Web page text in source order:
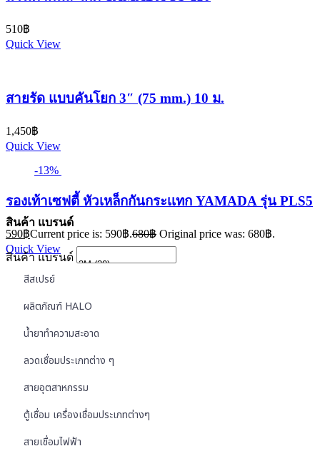
510฿
Quick View
สายรัด แบบคันโยก 3″ (75 mm.) 10 ม.
1,450฿
Quick View
-13%
รองเท้าเซฟตี้ หัวเหล็กกันกระเเทก YAMADA รุ่น PLS5
590฿Current price is: 590฿.680฿ Original price was: 680฿.
Quick View
สินค้า แบรนด์
สินค้า แบรนด์
สีสเปรย์
ผลิตภัณฑ์ HALO
น้ำยาทำความสะอาด
ลวดเชื่อมประเภทต่าง ๆ
สายอุตสาหกรรม
ตู้เชื่อม เครื่องเชื่อมประเภทต่างๆ
สายเชื่อมไฟฟ้า